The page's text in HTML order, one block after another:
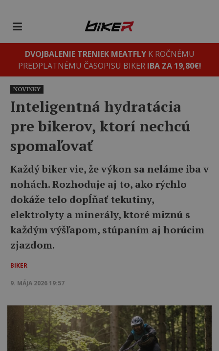
DVOJBALENIE TRENIEK MEATFLYK ROČNÉMU
PREDPLATNÉMU ČASOPISU BIKER IBA ZA 19,80€!
NOVINKY
Inteligentná hydratácia
pre bikerov, ktorí nechcú
spomaľovať
Každý biker vie, že výkon sa neláme iba v
nohách. Rozhoduje aj to, ako rýchlo
dokáže telo dopĺňať tekutiny,
elektrolyty a minerály, ktoré miznú s
každým výšľapom, stúpaním aj horúcim
zjazdom.
BIKER
9. MÁJA 2026 19:57